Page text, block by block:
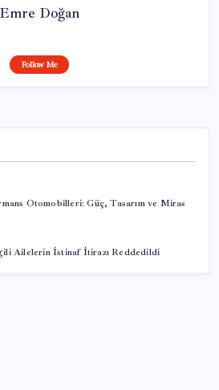
Emre Doğan
Follow Me
Otomobilleri: Güç, Tasarım ve Miras
Ailelerin İstinaf İtirazı Reddedildi